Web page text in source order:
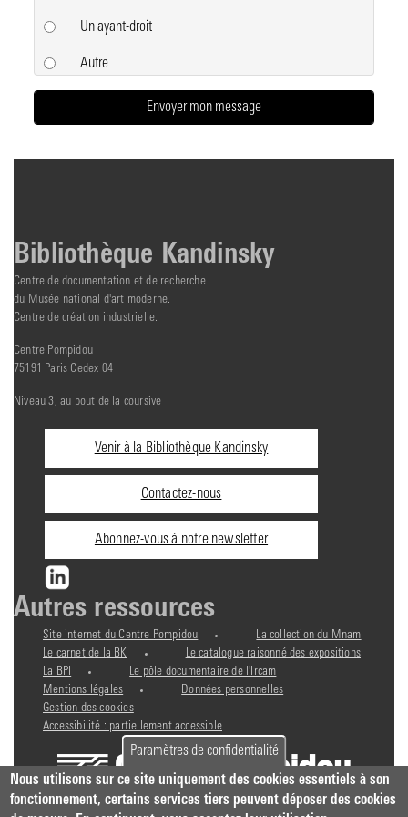
Un ayant-droit
Autre
Bibliothèque Kandinsky
Centre de documentation et de recherche
du Musée national d'art moderne.
Centre de création industrielle.
Centre Pompidou
75191 Paris Cedex 04
Niveau 3, au bout de la coursive
Informations
pratiques
Venir à la Bibliothèque Kandinsky
Contactez-nous
Abonnez-vous à notre newsletter
Autres ressources
Site internet du Centre Pompidou
La collection du Mnam
Le carnet de la BK
Le catalogue raisonné des expositions
La BPI
Le pôle documentaire de l'Ircam
Mentions légales
Données personnelles
Gestion des cookies
Accessibilité : partiellement accessible
Paramètres de confidentialité
Nous utilisons sur ce site uniquement des cookies essentiels à son
fonctionnement, certains services tiers peuvent déposer des cookies